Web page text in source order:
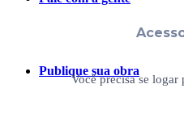
Publique sua obra
Você precisa se logar